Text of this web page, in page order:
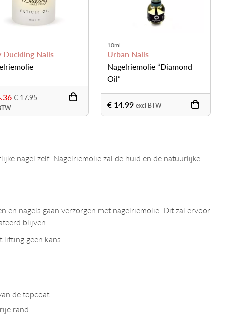
Duckling Nails
€ 17.95
10ml
Urban Nails
Nagelriemolie “Diamond
Oil”
€ 14.99 excl BTW
nagel zelf. Nagelriemolie zal de huid en de natuurlijke
en nagels gaan verzorgen met nagelriemolie. Dit zal ervoor
blijven.
lifting geen kans.
de topcoat
rand